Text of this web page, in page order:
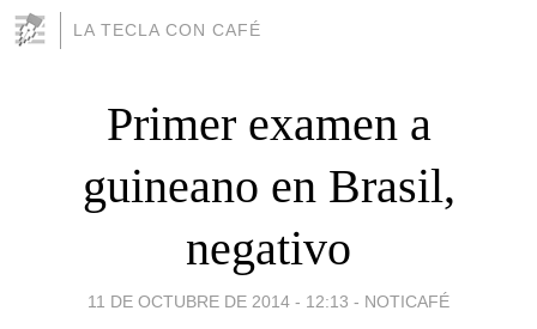
LA TECLA CON CAFÉ
Primer examen a
guineano en Brasil,
negativo
11 DE OCTUBRE DE 2014 - 12:13 - NOTICAFÉ